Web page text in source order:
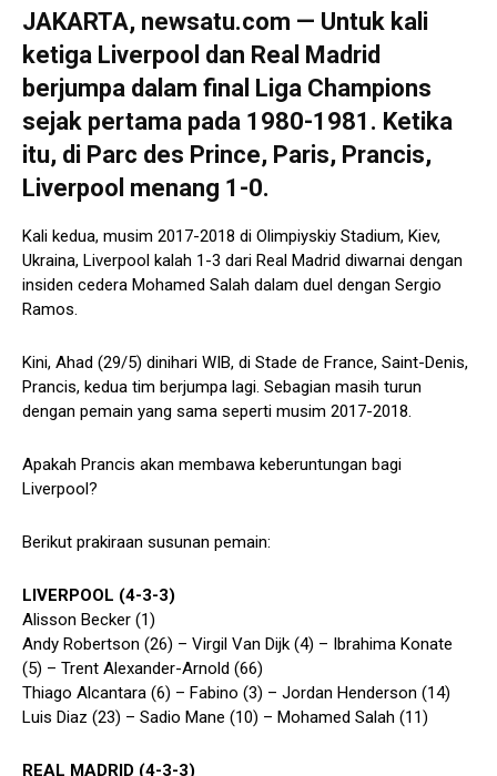
JAKARTA, newsatu.com — Untuk kali
ketiga Liverpool dan Real Madrid
berjumpa dalam final Liga Champions
sejak pertama pada 1980-1981. Ketika
itu, di Parc des Prince, Paris, Prancis,
Liverpool menang 1-0.
Kali kedua, musim 2017-2018 di Olimpiyskiy Stadium, Kiev,
Ukraina, Liverpool kalah 1-3 dari Real Madrid diwarnai dengan
insiden cedera Mohamed Salah dalam duel dengan Sergio
Ramos.
Kini, Ahad (29/5) dinihari WIB, di Stade de France, Saint-Denis,
Prancis, kedua tim berjumpa lagi. Sebagian masih turun
dengan pemain yang sama seperti musim 2017-2018.
Apakah Prancis akan membawa keberuntungan bagi
Liverpool?
Berikut prakiraan susunan pemain:
LIVERPOOL (4-3-3)
Alisson Becker (1)
Andy Robertson (26) – Virgil Van Dijk (4) – Ibrahima Konate
(5) – Trent Alexander-Arnold (66)
Thiago Alcantara (6) – Fabino (3) – Jordan Henderson (14)
Luis Diaz (23) – Sadio Mane (10) – Mohamed Salah (11)
REAL MADRID (4-3-3)